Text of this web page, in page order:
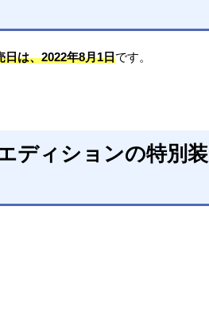
は、2022年8月1日です。
ディションの特別装